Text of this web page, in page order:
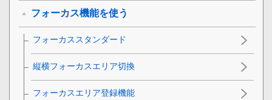
フォーカス機能を使う
フォーカススタンダード
縦横フォーカスエリア切換
フォーカスエリア登録機能